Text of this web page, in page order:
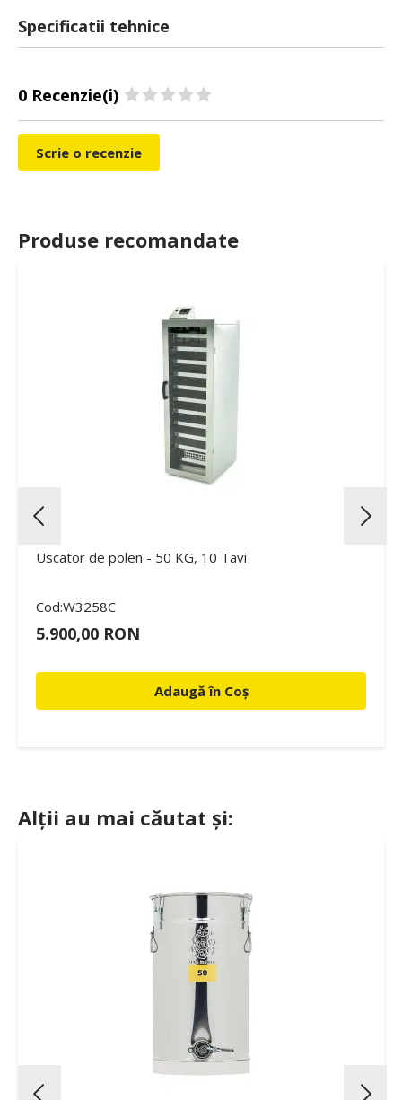
Specificatii tehnice
0 Recenzie(i)
Scrie o recenzie
Produse recomandate
Uscator de polen - 50 KG, 10 Tavi
Cod:W3258C
5.900,00 RON
Adaugă în Coș
Alții au mai căutat și: